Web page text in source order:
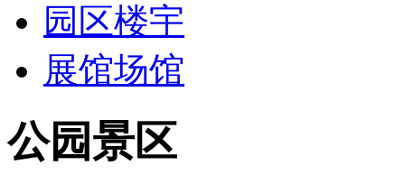
园区楼宇
展馆场馆
公园景区